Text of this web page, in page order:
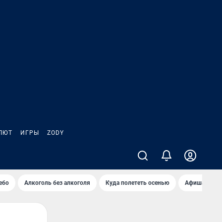
ИГРЫ ZODY
Алкоголь без алкоголя Куда полететь осенью Афиша на